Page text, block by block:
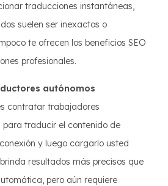
traducciones instantáneas,
suelen ser inexactos o
te ofrecen los beneficios SEO
profesionales.
autónomos
contratar trabajadores
para traducir el contenido de
y luego cargarlo usted
resultados más precisos que
pero aún requiere